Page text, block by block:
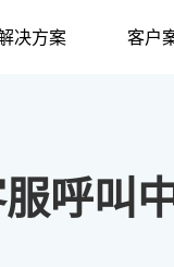
决方案 客户
呼叫